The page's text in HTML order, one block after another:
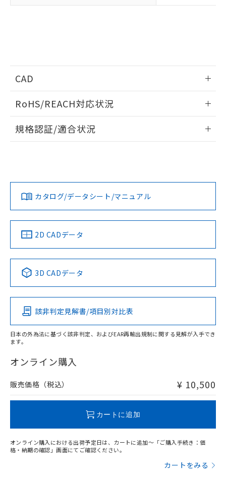
CAD
ログイン/会員登録いただくと、CADデータをダウンロー
ドすることができます。
RoHS/REACH対応状況
EU RoHS 注意事項・凡例
対応済み
中国 RoHS 注意事項・凡例
Pb Hg Cd Cr(VI)
O
在庫等で未対応品が混在する可能性があります。
問い合わせください。
規格認証/適合状況
カタログ/データシート/マニュアル
2D CADデータ
3D CADデータ
該非判定見解書/項目別対比表
日本の外為法に基づく該非判定、およびEAR再輸出規制に関する見解が入手でき
ます。
オンライン購入
販売価格（税込） ¥ 10,500
カートに追加
オンライン購入における出荷予定日は、カートに追加～「ご購入手続き：価
格・納期の確認」画面にてご確認ください。
カートをみる